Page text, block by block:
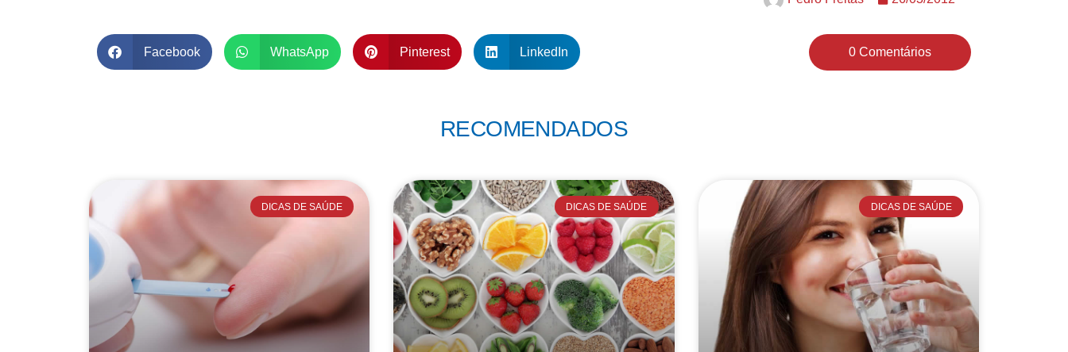
Facebook WhatsApp Pinterest LinkedIn 0 Comentários
RECOMENDADOS
DICAS DE SAÚDE DICAS DE SAÚDE DICAS DE SAÚDE